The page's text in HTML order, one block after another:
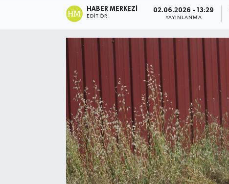
HABER MERKEZI
EDITÖR
02.06.2026 - 13:29
YAYINLANMA
Haber Arşivi